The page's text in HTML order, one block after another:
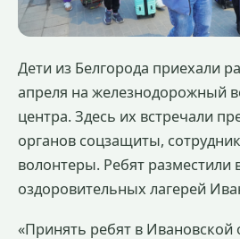
Дети из Белгорода приехали
апреля на железнодорожный
центра. Здесь их встречали
органов соцзащиты,
волонтеры. Ребят разместили
оздоровительных лагерей
«Принять ребят в Ивановской